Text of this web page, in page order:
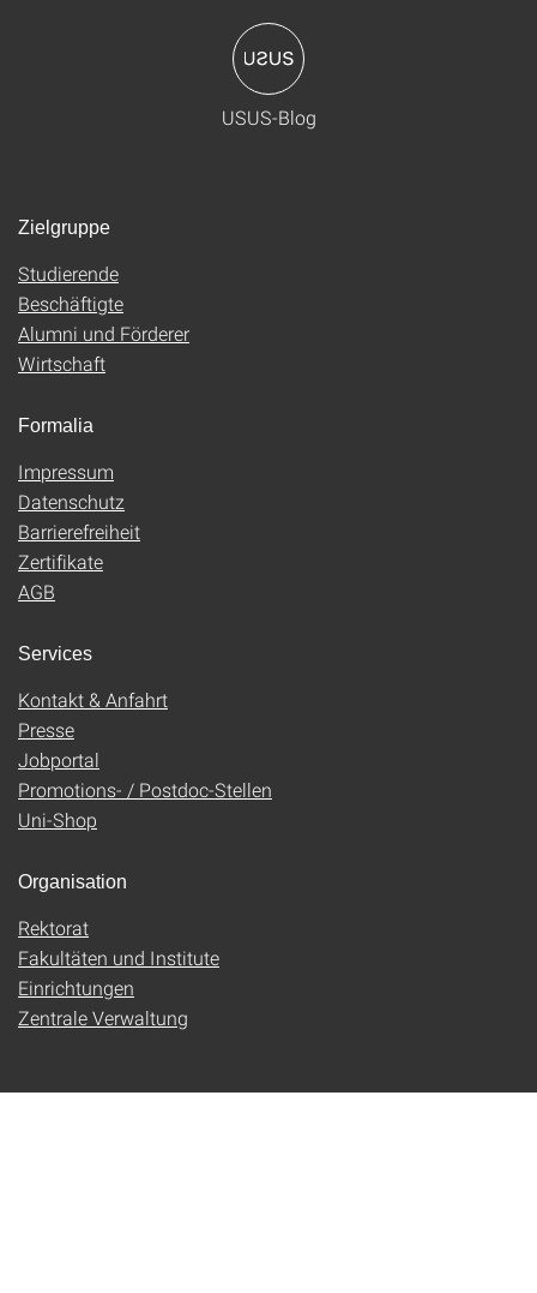
USUS-Blog
Zielgruppe
Studierende
Beschäftigte
Alumni und Förderer
Wirtschaft
Formalia
Impressum
Datenschutz
Barrierefreiheit
Zertifikate
AGB
Services
Kontakt & Anfahrt
Presse
Jobportal
Promotions- / Postdoc-Stellen
Uni-Shop
Organisation
Rektorat
Fakultäten und Institute
Einrichtungen
Zentrale Verwaltung